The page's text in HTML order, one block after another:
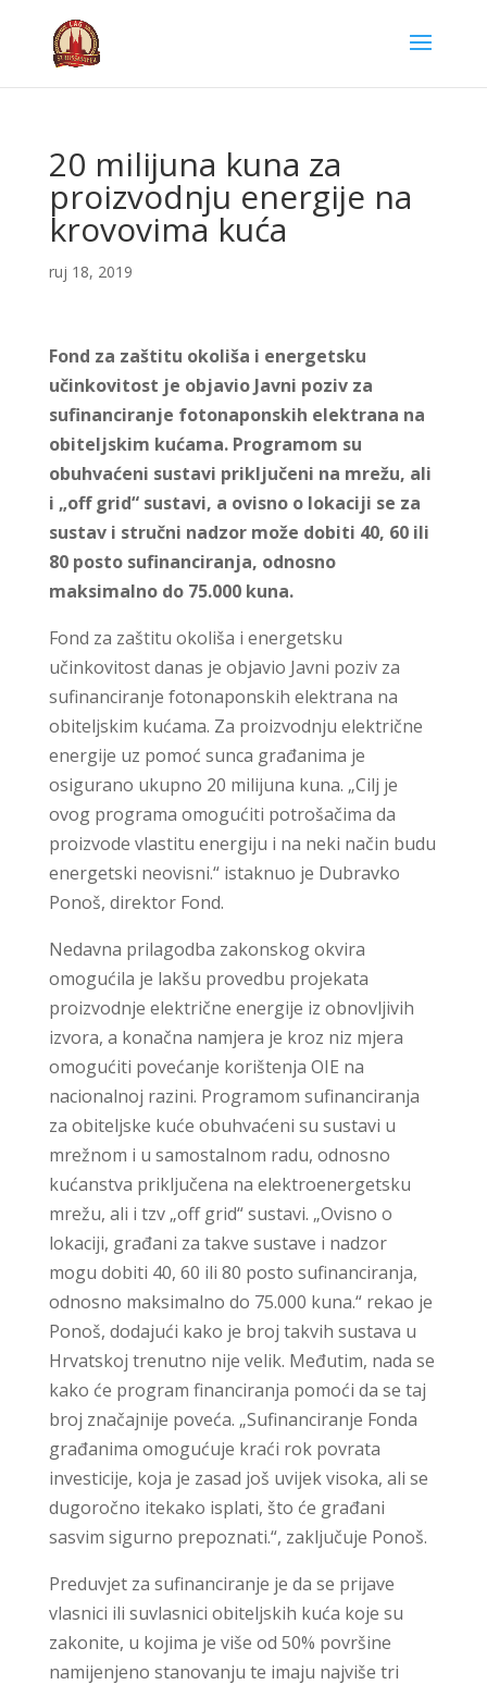
20 milijuna kuna za
proizvodnju energije na
krovovima kuća
ruj 18, 2019
Fond za zaštitu okoliša i energetsku
učinkovitost je objavio Javni poziv za
sufinanciranje fotonaponskih elektrana na
obiteljskim kućama. Programom su
obuhvaćeni sustavi priključeni na mrežu, ali
i „off grid“ sustavi, a ovisno o lokaciji se za
sustav i stručni nadzor može dobiti 40, 60 ili
80 posto sufinanciranja, odnosno
maksimalno do 75.000 kuna.
Fond za zaštitu okoliša i energetsku
učinkovitost danas je objavio Javni poziv za
sufinanciranje fotonaponskih elektrana na
obiteljskim kućama. Za proizvodnju električne
energije uz pomoć sunca građanima je
osigurano ukupno 20 milijuna kuna. „Cilj je
ovog programa omogućiti potrošačima da
proizvode vlastitu energiju i na neki način budu
energetski neovisni.“ istaknuo je Dubravko
Ponoš, direktor Fond.
Nedavna prilagodba zakonskog okvira
omogućila je lakšu provedbu projekata
proizvodnje električne energije iz obnovljivih
izvora, a konačna namjera je kroz niz mjera
omogućiti povećanje korištenja OIE na
nacionalnoj razini. Programom sufinanciranja
za obiteljske kuće obuhvaćeni su sustavi u
mrežnom i u samostalnom radu, odnosno
kućanstva priključena na elektroenergetsku
mrežu, ali i tzv „off grid“ sustavi. „Ovisno o
lokaciji, građani za takve sustave i nadzor
mogu dobiti 40, 60 ili 80 posto sufinanciranja,
odnosno maksimalno do 75.000 kuna.“ rekao je
Ponoš, dodajući kako je broj takvih sustava u
Hrvatskoj trenutno nije velik. Međutim, nada se
kako će program financiranja pomoći da se taj
broj značajnije poveća. „Sufinanciranje Fonda
građanima omogućuje kraći rok povrata
investicije, koja je zasad još uvijek visoka, ali se
dugoročno itekako isplati, što će građani
sasvim sigurno prepoznati.“, zaključuje Ponoš.
Preduvjet za sufinanciranje je da se prijave
vlasnici ili suvlasnici obiteljskih kuća koje su
zakonite, u kojima je više od 50% površine
namijenjeno stanovanju te imaju najviše tri